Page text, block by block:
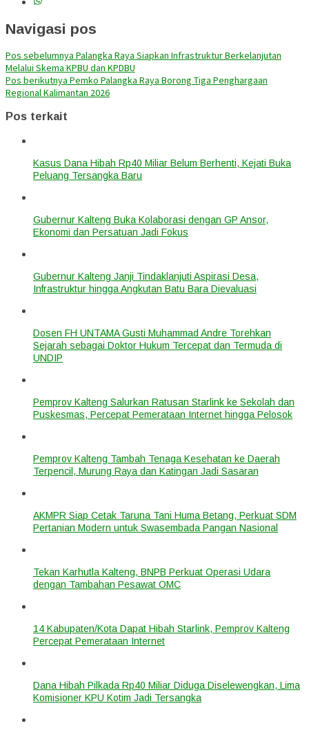
Navigasi pos
Pos sebelumnya Palangka Raya Siapkan Infrastruktur Berkelanjutan
Melalui Skema KPBU dan KPDBU
Pos berikutnya Pemko Palangka Raya Borong Tiga Penghargaan
Regional Kalimantan 2026
Pos terkait
Kasus Dana Hibah Rp40 Miliar Belum Berhenti, Kejati Buka
Peluang Tersangka Baru
Gubernur Kalteng Buka Kolaborasi dengan GP Ansor,
Ekonomi dan Persatuan Jadi Fokus
Gubernur Kalteng Janji Tindaklanjuti Aspirasi Desa,
Infrastruktur hingga Angkutan Batu Bara Dievaluasi
Dosen FH UNTAMA Gusti Muhammad Andre Torehkan
Sejarah sebagai Doktor Hukum Tercepat dan Termuda di
UNDIP
Pemprov Kalteng Salurkan Ratusan Starlink ke Sekolah dan
Puskesmas, Percepat Pemerataan Internet hingga Pelosok
Pemprov Kalteng Tambah Tenaga Kesehatan ke Daerah
Terpencil, Murung Raya dan Katingan Jadi Sasaran
AKMPR Siap Cetak Taruna Tani Huma Betang, Perkuat SDM
Pertanian Modern untuk Swasembada Pangan Nasional
Tekan Karhutla Kalteng, BNPB Perkuat Operasi Udara
dengan Tambahan Pesawat OMC
14 Kabupaten/Kota Dapat Hibah Starlink, Pemprov Kalteng
Percepat Pemerataan Internet
Dana Hibah Pilkada Rp40 Miliar Diduga Diselewengkan, Lima
Komisioner KPU Kotim Jadi Tersangka